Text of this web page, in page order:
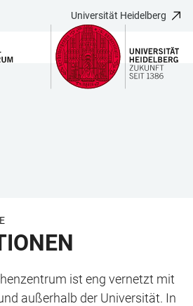
Universität Heidelberg
ist eng vernetzt mit
außerhalb der Universität. In